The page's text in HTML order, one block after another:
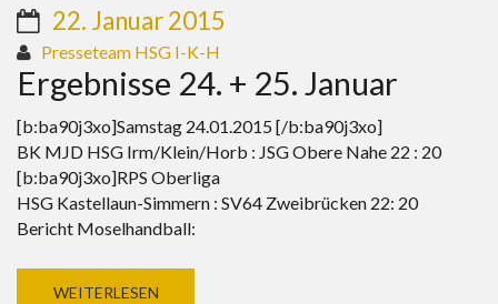
22. Januar 2015
Presseteam HSG I-K-H
Ergebnisse 24. + 25. Januar
[b:ba90j3xo]Samstag 24.01.2015 [/b:ba90j3xo]
BK MJD HSG Irm/Klein/Horb : JSG Obere Nahe 22 : 20
[b:ba90j3xo]RPS Oberliga
HSG Kastellaun-Simmern : SV64 Zweibrücken 22: 20
Bericht Moselhandball:
WEITERLESEN